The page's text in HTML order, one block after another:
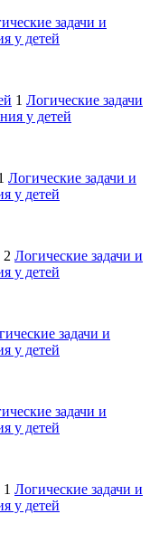
задачи и
у детей
1 Логические задачи
у детей
Логические задачи и
у детей
2 Логические задачи и
у детей
задачи и
у детей
задачи и
у детей
1 Логические задачи и
у детей